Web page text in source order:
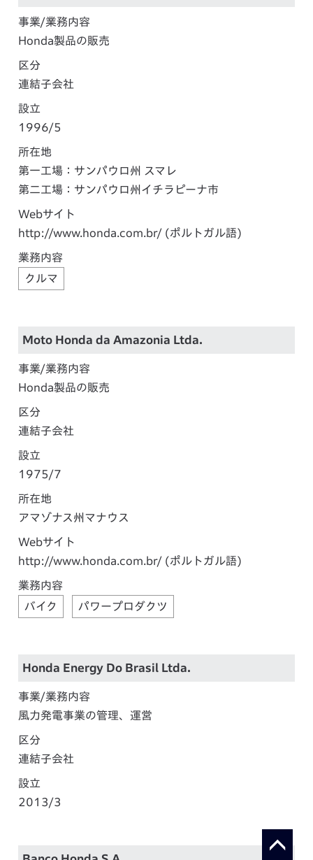
事業/業務内容
Honda製品の販売
区分
連結子会社
設立
1996/5
所在地
第一工場：サンパウロ州 スマレ
第二工場：サンパウロ州イチラピーナ市
Webサイト
http://www.honda.com.br/(ポルトガル語)
業務内容
クルマ
Moto Honda da Amazonia Ltda.
事業/業務内容
Honda製品の販売
区分
連結子会社
設立
1975/7
所在地
アマゾナス州マナウス
Webサイト
http://www.honda.com.br/(ポルトガル語)
業務内容
バイク
パワープロダクツ
Honda Energy Do Brasil Ltda.
事業/業務内容
風力発電事業の管理、運営
区分
連結子会社
設立
2013/3